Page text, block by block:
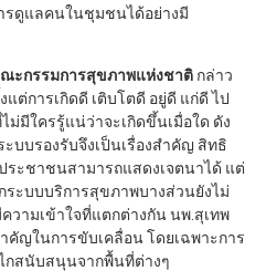
รดูแลคนในชุมชนได้อย่างมี
ะกรรมการสุขภาพแห่งชาติ กล่าว
ต่การเกิดดี เติบโตดี อยู่ดี แก่ดี ไป
ม่มีใครรู้แน่ว่าจะเกิดขึ้นเมื่อใด ดัง
บบรองรับจึงเป็นเรื่องสำคัญ สิทธิ
ระชาชนสามารถแสดงเจตนาได้ แต่
ระบบบริการสุขภาพบางส่วนยังไม่
วามเข้าใจที่แตกต่างกัน นพ.สุเทพ
ญในการขับเคลื่อน โดยเฉพาะการ
กสนับสนุนจากพื้นที่ต่างๆ